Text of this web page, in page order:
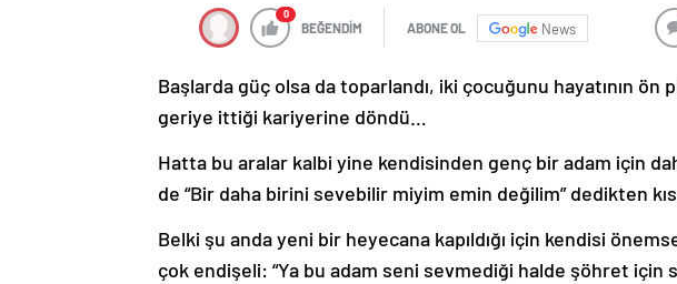
0
BEĞENDİM ABONE OL News
Başlarda güç olsa da toparlandı, iki çocuğunu hayatının ön
geriye ittiği kariyerine döndü…
Hatta bu aralar kalbi yine kendisinden genç bir adam için
de “Bir daha birini sevebilir miyim emin değilim” dedikten
Belki şu anda yeni bir heyecana kapıldığı için kendisi
çok endişeli: “Ya bu adam seni sevmediği halde şöhret için